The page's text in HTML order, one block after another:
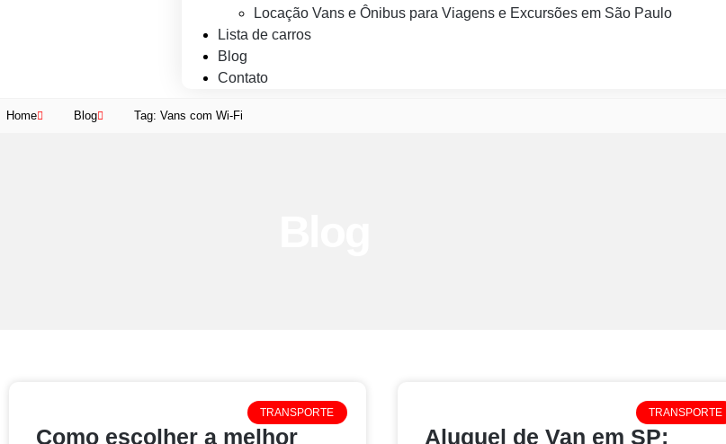
Locação Vans e Ônibus para Viagens e Excursões em São Paulo
Lista de carros
Blog
Contato
Home Blog Tag: Vans com Wi-Fi
TRANSPORTE
Como escolher a melhor
TRANSPORTE
Aluguel de Van em SP: